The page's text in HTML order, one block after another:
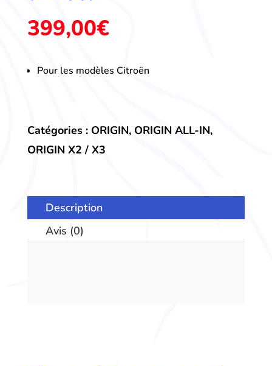
399,00€
Pour les modèles Citroën
Catégories : ORIGIN, ORIGIN ALL-IN,
ORIGIN X2 / X3
Description
Avis (0)